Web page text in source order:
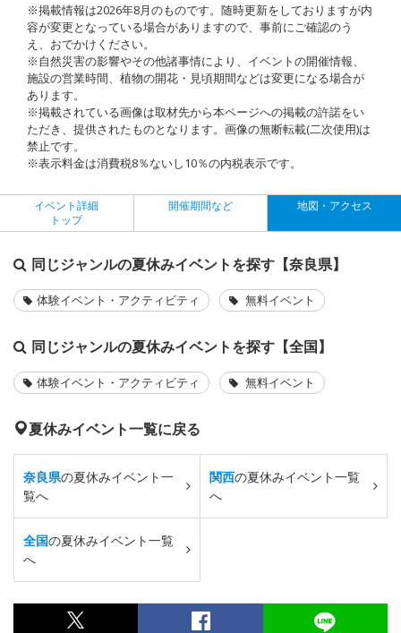
※掲載情報は2026年8月のものです。随時更新をしておりますが内
容が変更となっている場合がありますので、事前にご確認のう
え、おでかけください。
※自然災害の影響やその他諸事情により、イベントの開催情報、
施設の営業時間、植物の開花・見頃期間などは変更になる場合が
あります。
※掲載されている画像は取材先から本ページへの掲載の許諾をい
ただき、提供されたものとなります。画像の無断転載(二次使用)は
禁止です。
※表示料金は消費税8％ないし10％の内税表示です。
イベント詳細
トップ
開催期間など 地図・アクセス
同じジャンルの夏休みイベントを探す【奈良県】
体験イベント・アクティビティ 無料イベント
同じジャンルの夏休みイベントを探す【全国】
体験イベント・アクティビティ 無料イベント
夏休みイベント一覧に戻る
奈良県の夏休みイベント一
覧へ
関西の夏休みイベント一覧
へ
全国の夏休みイベント一覧
へ